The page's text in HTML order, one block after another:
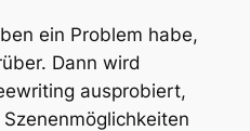
ein Problem habe,
Dann wird
ausprobiert,